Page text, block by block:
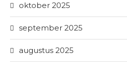
oktober 2025
september 2025
augustus 2025